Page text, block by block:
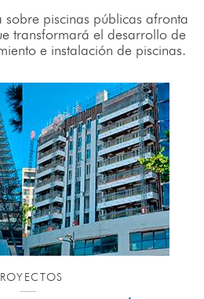
sobre piscinas públicas afronta
transformará el desarrollo de
e instalación de piscinas.